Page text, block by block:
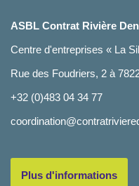
ASBL Contrat Rivière
Centre d'entreprises « La
Rue des Foudriers, 2 à
+32 (0)483 04 34 77
Plus d'informations